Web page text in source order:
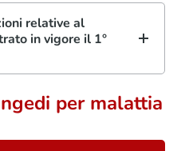
relative al
in vigore il 1°
per malattia